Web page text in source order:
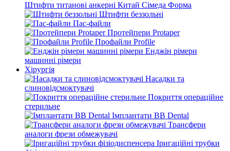
Штифти титанові анкерні Китай Сімеда Форма
Штифти беззольні
Пас-файли
Протейпери Protaper
Профайли Profile
Енджін рімери
машинні рімери
Хірургія
Насадки та
слиновідсмоктувачі
Покриття операційне
стерильне
Імплантати BB Dental
Трансфери
аналоги фрези обмежувачі
Іригаційні трубки